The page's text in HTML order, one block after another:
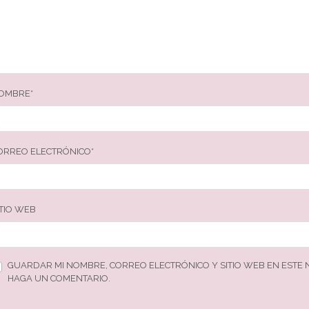
*
ELECTRÓNICO*
WEB
GUARDAR MI NOMBRE, CORREO ELECTRÓNICO Y SITIO WEB EN
HAGA UN COMENTARIO.